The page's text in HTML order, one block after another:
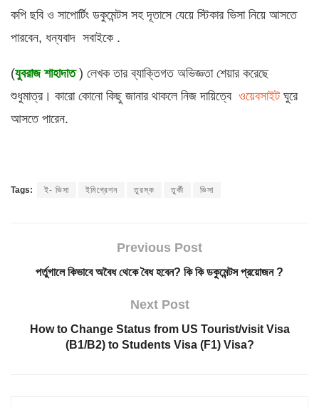
কপি ছবি ও সাপোর্টিং ডকুমেন্টস সহ দূতাসে যেয়ে স্টিকার ভিসা নিয়ে আসতে
পারবেন, ধন্যবাদ সবাইকে .
(যুবরাজ শাহাদাত ) লেখক তার ব্যাক্তিগত অভিজ্ঞতা শেয়ার করেছে
শুধুমাত্র। কারো কোনো কিছু জানার থাকলে নিজ দায়িত্বে ওয়েবসাইটঘুরে
আসতে পারেন.
Tags: ই- ভিসা ইমিগ্রেশন তুরস্ক তুর্কী ভিসা
Previous Post
পর্তুগালে কিভাবে অবৈধ থেকে বৈধ হবেন? কি কি ডকুমেন্টস প্রয়োজন ?
Next Post
How to Change Status from US Tourist/visit Visa
(B1/B2) to Students Visa (F1) Visa?